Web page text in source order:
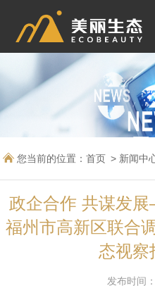
您当前的位置：首页 新闻中
政企合作 共谋发
福州市高新区联合
态视察
发布时间